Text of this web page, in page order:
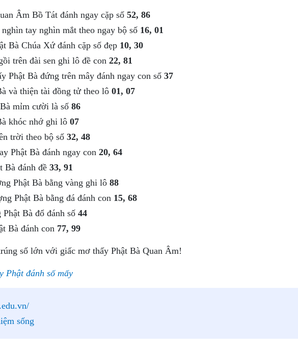
Âm Bồ Tát đánh ngay cặp số 52, 86
tay nghìn mắt theo ngay bộ số 16, 01
Bà Chúa Xứ đánh cặp số đẹp 10, 30
trên đài sen ghi lô đề con 22, 81
Phật Bà đứng trên mây đánh ngay con số 37
và thiện tài đồng tử theo lô 01, 07
mỉm cười là số 86
khóc nhớ ghi lô 07
trời theo bộ số 32, 48
Phật Bà đánh ngay con 20, 64
Bà đánh đề 33, 91
Phật Bà bằng vàng ghi lô 88
Phật Bà bằng đá đánh con 15, 68
Bà đổ đánh số 44
Bà đánh con 77, 99
số lớn với giấc mơ thấy Phật Bà Quan Âm!
Phật đánh số mấy
sống